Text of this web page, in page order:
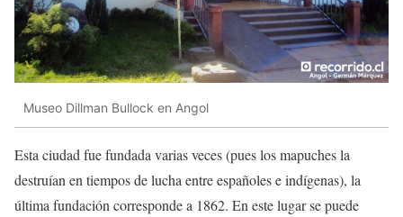
Museo Dillman Bullock en Angol
Esta ciudad fue fundada varias veces (pues los mapuches la
destruían en tiempos de lucha entre españoles e indígenas), la
última fundación corresponde a 1862. En este lugar se puede